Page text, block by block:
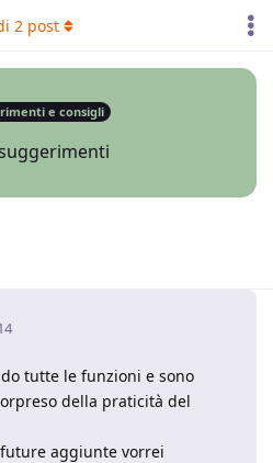
e consigli
2post
tutte le funzioni e sono
della praticità del
aggiunte vorrei